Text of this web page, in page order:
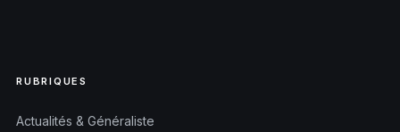
RUBRIQUES
Actualités & Généraliste